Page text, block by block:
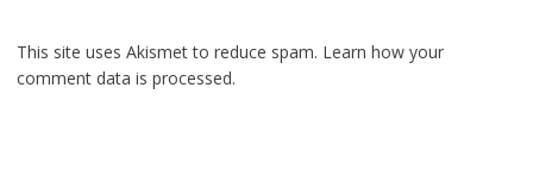
This site uses Akismet to reduce spam. Learn how your
comment data is processed.